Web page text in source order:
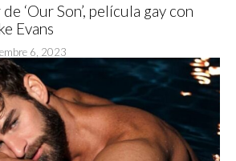
‘Our Son’, película gay con
Evans
6, 2023